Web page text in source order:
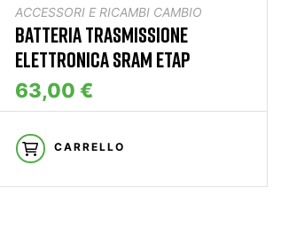
ACCESSORI E RICAMBI CAMBIO
BATTERIA TRASMISSIONE
ELETTRONICA SRAM ETAP
63,00 €
CARRELLO